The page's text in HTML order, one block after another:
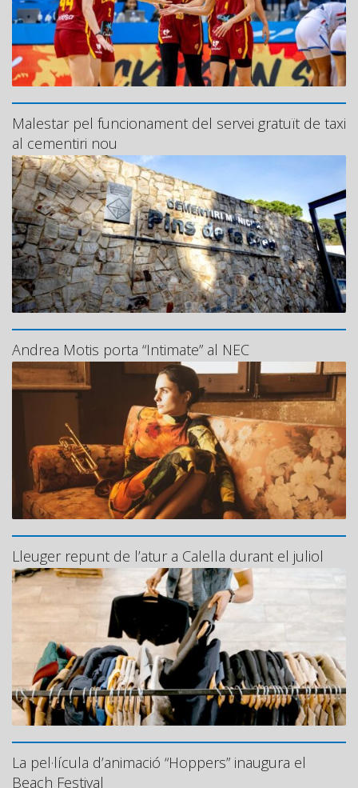
Malestar pel funcionament del servei gratuït de taxi
al cementiri nou
Andrea Motis porta “Intimate” al NEC
Lleuger repunt de l’atur a Calella durant el juliol
La pel·lícula d’animació “Hoppers” inaugura el
Beach Festival